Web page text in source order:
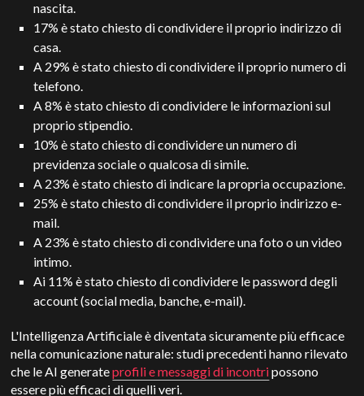
nascita.
17% è stato chiesto di condividere il proprio indirizzo di
casa.
A 29% è stato chiesto di condividere il proprio numero di
telefono.
A 8% è stato chiesto di condividere le informazioni sul
proprio stipendio.
10% è stato chiesto di condividere un numero di
previdenza sociale o qualcosa di simile.
A 23% è stato chiesto di indicare la propria occupazione.
25% è stato chiesto di condividere il proprio indirizzo e-
mail.
A 23% è stato chiesto di condividere una foto o un video
intimo.
Ai 11% è stato chiesto di condividere le password degli
account (social media, banche, e-mail).
L'Intelligenza Artificiale è diventata sicuramente più efficace
nella comunicazione naturale: studi precedenti hanno rilevato
che le AI generateprofili e messaggi di incontripossono
essere più efficaci di quelli veri.